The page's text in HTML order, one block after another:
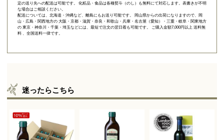
定の送り先への配送は可能です。 化粧品・食品は各種熨斗（のし）も無料にて対応します。表書きが不明
な場合はご相談ください。
配送については、北海道・沖縄など、離島にもお送り可能です。 岡山県からの出荷になりますので、岡
山・広島・関西地方の 大阪・京都・滋賀・奈良・和歌山・兵庫・名古屋（愛知）・三重・岐阜・関東地方
の 東京・神奈川・千葉・埼玉などには、最短で注文の翌日着も可能です。 ご購入金額7,000円以上 送料無
料 、全国送料一律です。
迷ったらこちら